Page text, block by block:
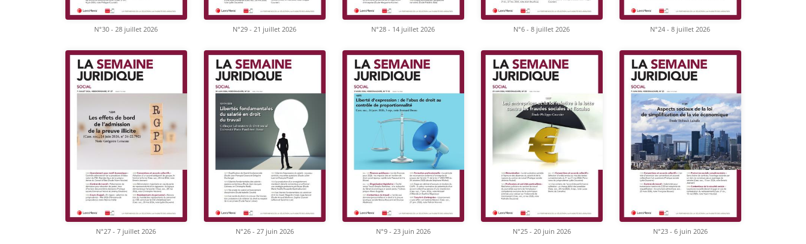
N°30 - 28 juillet 2026 N°29 - 21 juillet 2026 N°28 - 14 juillet 2026 N°6 - 8 juillet 2026 N°24 - 8 juillet 2026
N°27 - 7 juillet 2026 N°26 - 27 juin 2026 N°9 - 23 juin 2026 N°25 - 20 juin 2026 N°23 - 6 juin 2026